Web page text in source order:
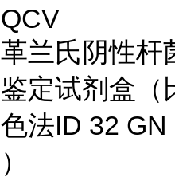
QCV
革兰氏阴性杆
鉴定试剂盒（
色法ID 32 GN
）